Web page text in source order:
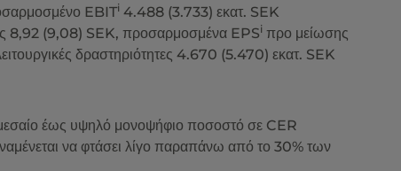
EBITi 4.488 (3.733) εκατ. SEK
8,92 (9,08) SEK, προσαρμοσμένα EPSi προ μείωσης
δραστηριότητες 4.670 (5.470) εκατ. SEK
έως υψηλό μονοψήφιο ποσοστό σε CER
να φτάσει λίγο παραπάνω από το 30% των